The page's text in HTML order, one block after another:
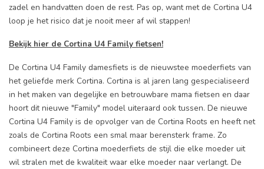
zadel en handvatten doen de rest. Pas op, want met de Cortina U4
loop je het risico dat je nooit meer af wil stappen!
Bekijk hier de Cortina U4 Family fietsen!
De Cortina U4 Family damesfiets is de nieuwstee moederfiets van
het geliefde merk Cortina. Cortina is al jaren lang gespecialiseerd
in het maken van degelijke en betrouwbare mama fietsen en daar
hoort dit nieuwe "Family" model uiteraard ook tussen. De nieuwe
Cortina U4 Family is de opvolger van de Cortina Roots en heeft net
zoals de Cortina Roots een smal maar berensterk frame. Zo
combineert deze Cortina moederfiets de stijl die elke moeder uit
wil stralen met de kwaliteit waar elke moeder naar verlangt. De